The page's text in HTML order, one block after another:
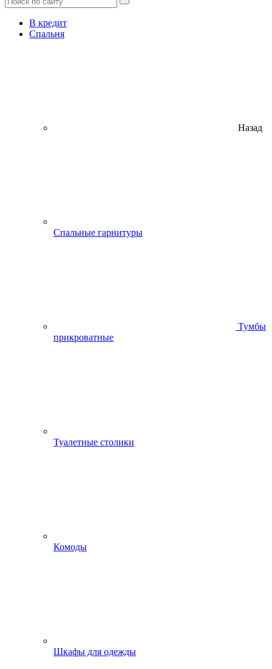
В кредит
Спальня
Назад
Спальные гарнитуры
Тумбы
прикроватные
Туалетные столики
Комоды
Шкафы для одежды